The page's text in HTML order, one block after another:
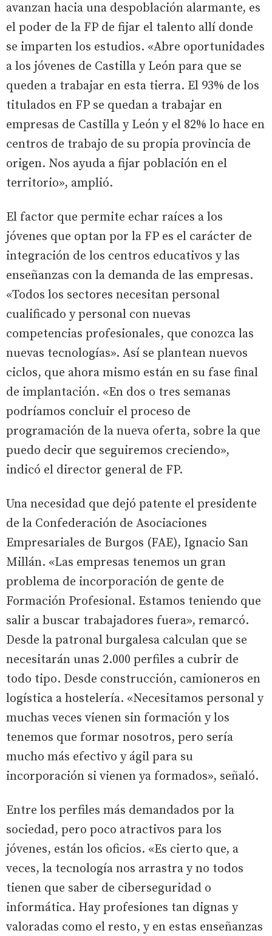
avanzan hacia una despoblación alarmante, es
el poder de la FP de fijar el talento allí donde
se imparten los estudios. «Abre oportunidades
a los jóvenes de Castilla y León para que se
queden a trabajar en esta tierra. El 93% de los
titulados en FP se quedan a trabajar en
empresas de Castilla y León y el 82% lo hace en
centros de trabajo de su propia provincia de
origen. Nos ayuda a fijar población en el
territorio», amplió.
El factor que permite echar raíces a los
jóvenes que optan por la FP es el carácter de
integración de los centros educativos y las
enseñanzas con la demanda de las empresas.
«Todos los sectores necesitan personal
cualificado y personal con nuevas
competencias profesionales, que conozca las
nuevas tecnologías». Así se plantean nuevos
ciclos, que ahora mismo están en su fase final
de implantación. «En dos o tres semanas
podríamos concluir el proceso de
programación de la nueva oferta, sobre la que
puedo decir que seguiremos creciendo»,
indicó el director general de FP.
Una necesidad que dejó patente el presidente
de la Confederación de Asociaciones
Empresariales de Burgos (FAE), Ignacio San
Millán. «Las empresas tenemos un gran
problema de incorporación de gente de
Formación Profesional. Estamos teniendo que
salir a buscar trabajadores fuera», remarcó.
Desde la patronal burgalesa calculan que se
necesitarán unas 2.000 perfiles a cubrir de
todo tipo. Desde construcción, camioneros en
logística a hostelería. «Necesitamos personal y
muchas veces vienen sin formación y los
tenemos que formar nosotros, pero sería
mucho más efectivo y ágil para su
incorporación si vienen ya formados», señaló.
Entre los perfiles más demandados por la
sociedad, pero poco atractivos para los
jóvenes, están los oficios. «Es cierto que, a
veces, la tecnología nos arrastra y no todos
tienen que saber de ciberseguridad o
informática. Hay profesiones tan dignas y
valoradas como el resto, y en estas enseñanzas